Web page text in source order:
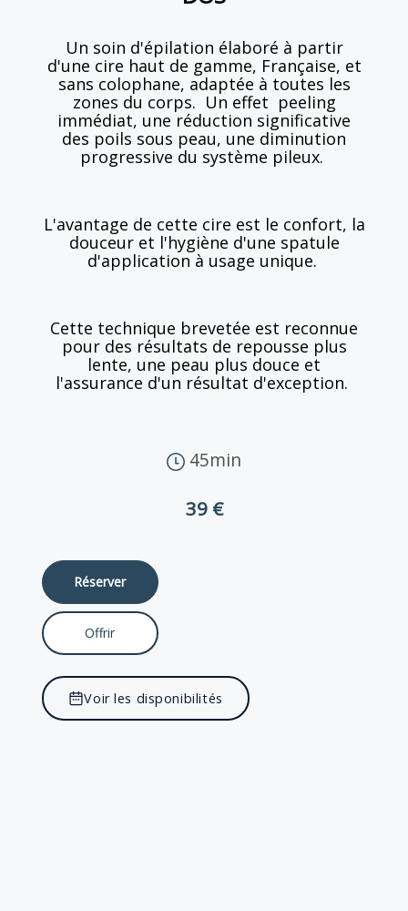
Un soin d'épilation élaboré à partir
d'une cire haut de gamme, Française, et
sans colophane, adaptée à toutes les
zones du corps. Un effet peeling
immédiat, une réduction significative
des poils sous peau, une diminution
progressive du système pileux.
L'avantage de cette cire est le confort, la
douceur et l'hygiène d'une spatule
d'application à usage unique.
Cette technique brevetée est reconnue
pour des résultats de repousse plus
lente, une peau plus douce et
l'assurance d'un résultat d'exception.
45min
39 €
Réserver
Offrir
Voir les disponibilités